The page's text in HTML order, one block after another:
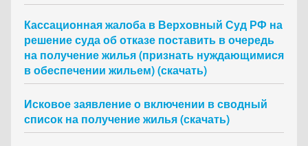
Кассационная жалоба в Верховный Суд РФ на
решение суда об отказе поставить в очередь
на получение жилья (признать нуждающимися
в обеспечении жильем) (скачать)
Исковое заявление о включении в сводный
список на получение жилья (скачать)